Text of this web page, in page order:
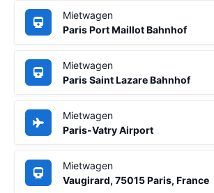
Mietwagen
Paris Port Maillot Bahnhof
Mietwagen
Paris Saint Lazare Bahnhof
Mietwagen
Paris-Vatry Airport
Mietwagen
Vaugirard, 75015 Paris, France